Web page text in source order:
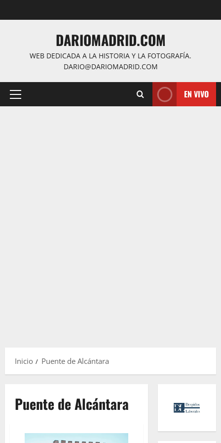
al
DARIOMADRID.COM
WEB DEDICADA A LA HISTORIA Y LA FOTOGRAFÍA.
DARIO@DARIOMADRID.COM
Menú
EN VIVO
Inicio Puente de Alcántara
Puente de Alcántara